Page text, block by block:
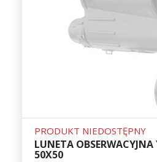
PRODUKT NIEDOSTĘPNY
LUNETA
50X50